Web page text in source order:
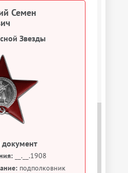
Семен
Звезды
документ
__.__.1908
подполковник